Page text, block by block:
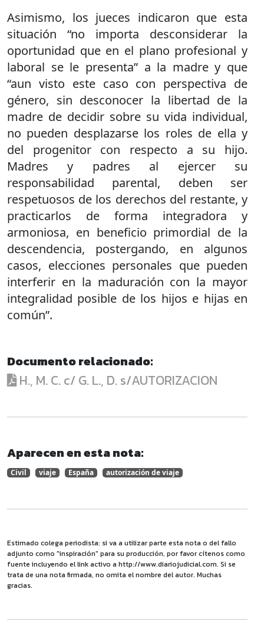
Asimismo, los jueces indicaron que esta
situación “no importa desconsiderar la
oportunidad que en el plano profesional y
laboral se le presenta” a la madre y que
“aun visto este caso con perspectiva de
género, sin desconocer la libertad de la
madre de decidir sobre su vida individual,
no pueden desplazarse los roles de ella y
del progenitor con respecto a su hijo.
Madres y padres al ejercer su
responsabilidad parental, deben ser
respetuosos de los derechos del restante, y
practicarlos de forma integradora y
armoniosa, en beneficio primordial de la
descendencia, postergando, en algunos
casos, elecciones personales que pueden
interferir en la maduración con la mayor
integralidad posible de los hijos e hijas en
común”.
Documento relacionado:
H., M. C. c/ G. L., D. s/AUTORIZACION
Aparecen en esta nota:
Civil viaje España autorización de viaje
Estimado colega periodista: si va a utilizar parte esta nota o del fallo
adjunto como "inspiración" para su producción, por favor cítenos como
fuente incluyendo el link activo a http://www.diariojudicial.com. Si se
trata de una nota firmada, no omita el nombre del autor. Muchas
gracias.